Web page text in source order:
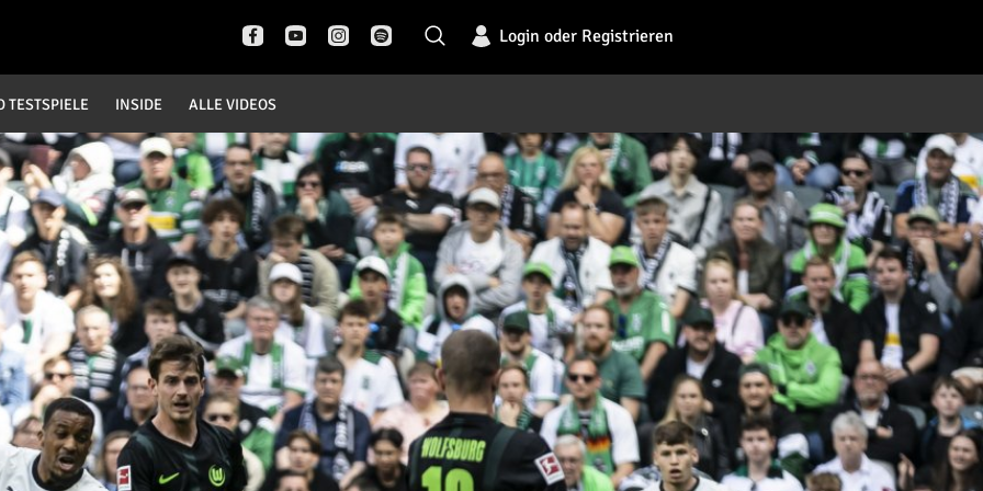
Login oder Registrieren
TESTSPIELE INSIDE ALLE VIDEOS
Pokal- und Testspiele
DFB Pokal
Champions League
Europa League
Testspiele
Inside
News
Interviews
Pressekonferenzen
Rund um Borussia
Trainingslager
Buntes
Historie
English